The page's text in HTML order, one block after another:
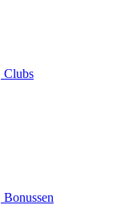
Clubs
Bonussen